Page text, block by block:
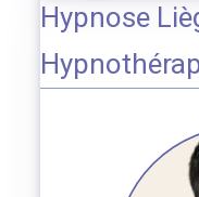
Hypnose